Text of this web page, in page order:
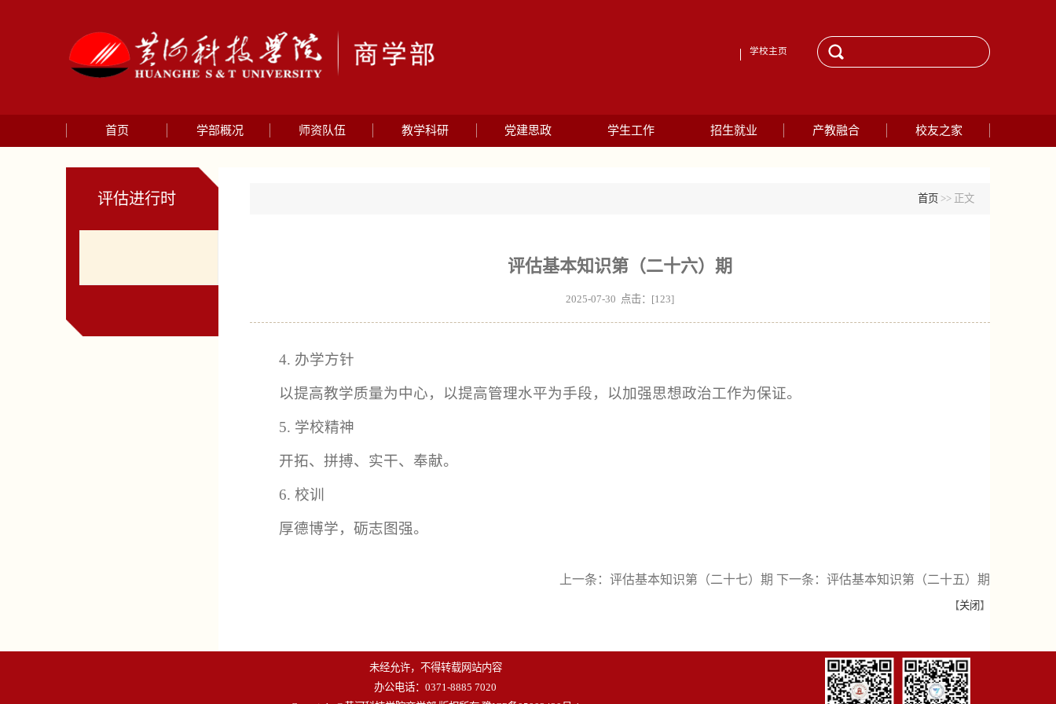
学校主页
首页 学部概况 师资队伍 教学科研 党建思政 学生工作 招生就业 产教融合 校友之家
评估进行时 首页 >> 正文
评估基本知识第（二十六）期
2025-07-30 点击：[123]
4. 办学方针
以提高教学质量为中心，以提高管理水平为手段，以加强思想政治工作为保证。
5. 学校精神
开拓、拼搏、实干、奉献。
6. 校训
厚德博学，砺志图强。
上一条： 评估基本知识第（二十七）期 下一条： 评估基本知识第（二十五）期
【关闭】
未经允许，不得转载网站内容
办公电话：0371-8885 7020